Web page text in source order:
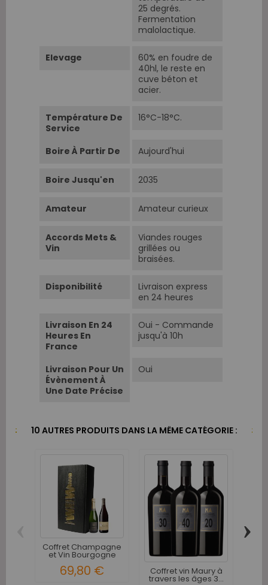
25 degrés.
Fermentation
malolactique.
Elevage
60% en foudre de
40hl, le reste en
cuve béton et
acier.
Température De
Service
16°C-18°C.
Boire À Partir De Aujourd'hui
Boire Jusqu'en 2035
Amateur Amateur curieux
Accords Mets &
Vin
Viandes rouges
grillées ou
braisées.
Disponibilité
Livraison express
en 24 heures
Livraison En 24
Heures En
France
Oui - Commande
jusqu'à 10h
Livraison Pour Un
Évènement À
Une Date Précise
Oui
10 AUTRES PRODUITS DANS LA MÊME CATÉGORIE :
Coffret Champagne
et Vin Bourgogne
Rouge 2...
69,80 € Coffret vin Maury à
travers les âges 3...
›